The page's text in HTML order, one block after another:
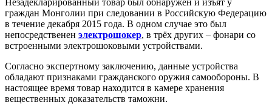
Незадекларированный товар был обнаружен и изъят у
граждан Монголии при следовании в Российскую Федерацию
в течение декабря 2015 года. В одном случае это был
непосредственен электрошокер, в трёх других – фонари со
встроенными электрошоковыми устройствами.
Согласно экспертному заключению, данные устройства
обладают признаками гражданского оружия самообороны. В
настоящее время товар находится в камере хранения
вещественных доказательств таможни.